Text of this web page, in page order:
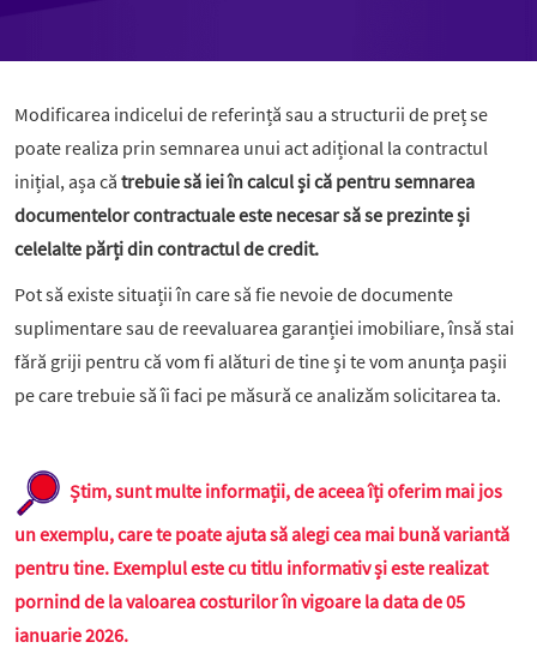
Modificarea indicelui de referință sau a structurii de preț se
poate realiza prin semnarea unui act adițional la contractul
inițial, așa că trebuie să iei în calcul și că pentru semnarea
documentelor contractuale este necesar să se prezinte și
celelalte părți din contractul de credit.
Pot să existe situații în care să fie nevoie de documente
suplimentare sau de reevaluarea garanției imobiliare, însă stai
fără griji pentru că vom fi alături de tine și te vom anunța pașii
pe care trebuie să îi faci pe măsură ce analizăm solicitarea ta.
Știm, sunt multe informații, de aceea îți oferim mai jos
un exemplu, care te poate ajuta să alegi cea mai bună variantă
pentru tine. Exemplul este cu titlu informativ și este realizat
pornind de la valoarea costurilor în vigoare la data de 05
ianuarie 2026.